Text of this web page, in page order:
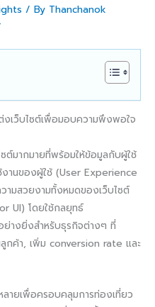
/ By Thanchanok
เว็บไซต์เพื่อมอบความพึงพอใจ
ต์มากมายที่พร้อมให้ข้อมูลกับผู้ใช้
านของผู้ใช้ (User Experience
ามสวยงามทั้งหมดของเว็บไซต์
UI) โดยใช้กลยุทธ์
างยิ่งสำหรับธุรกิจต่างๆ ที่
กค้า, เพิ่ม conversion rate และ
ายเพื่อครอบคลุมการท่องเที่ยว